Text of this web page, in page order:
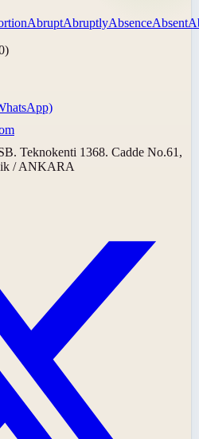
AbruptAbruptlyAbsenceAbsent
Teknokenti 1368. Cadde No.61,
/ ANKARA